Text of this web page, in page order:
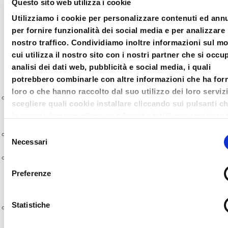
Questo sito web utilizza i cookie
Utilizziamo i cookie per personalizzare contenuti ed
per fornire funzionalità dei social media e per analizzare
nostro traffico. Condividiamo inoltre informazioni sul
cui utilizza il nostro sito con i nostri partner che si
analisi dei dati web, pubblicità e social media, i quali
potrebbero combinarle con altre informazioni che ha
loro o che hanno raccolto dal suo utilizzo dei loro
scegliere quali cookie installare cliccando sui pulsanti
i cookie che hai deciso di voler installare. Clicca su
informazioni in merito ai cookie presenti su questo sito.
Selezione
del
consenso
Necessari
Preferenze
Statistiche
Dott. Marco Belloni, Consulente
Commerciale Sa Finance
PROGRAMMA:
Credito d’imposta R&S: agevolazione
strategica per le imprese che innovano
questo tipo di agevolazione e quali sono
Il valore aggiunto della partnership tra